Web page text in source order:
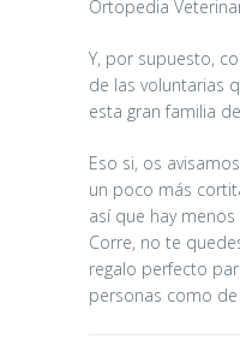
Ortopedia
Y, por supuesto,
de las voluntarias
esta gran familia de
Eso si, os
un poco más
así que hay
Corre, no te
regalo perfecto
personas como de
LAS
24 days ago